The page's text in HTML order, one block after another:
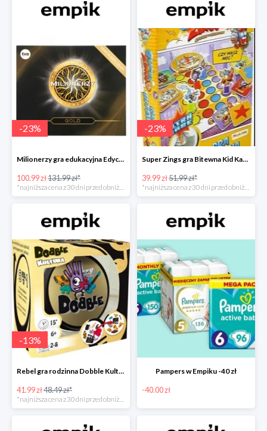
-23%
Milionerzy gra edukacyjna Edycja Gold w super cenie w Empiku Premium
100.99 zł131.99 zł*
*najniższa cena z 30 dni przed obniżką
-23%
Super Zings gra Bitewna Kid Kazom w super cenie w Empiku Premium
39.99 zł51.99 zł*
*najniższa cena z 30 dni przed obniżką
-13%
Rebel gra rodzinna Dobble Kultura w super cenie w Empiku Premium
41.99 zł48.49 zł*
Pampers w Empiku -40 zł
-40.00 zł